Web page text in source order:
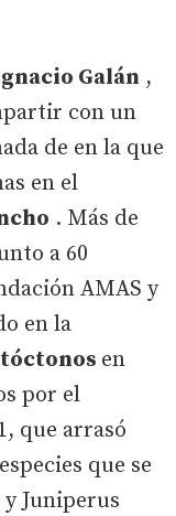
Galán ,
con un
de en la que
en el
. Más de
a 60
AMAS y
en la
en
por el
que arrasó
que se
Juniperus